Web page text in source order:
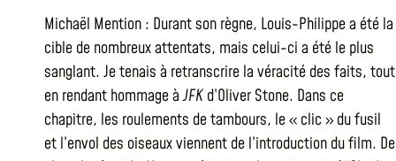
Michaël Mention : Durant son règne, Louis-Philippe a été la
cible de nombreux attentats, mais celui-ci a été le plus
sanglant. Je tenais à retranscrire la véracité des faits, tout
en rendant hommage àJFK d’Oliver Stone. Dans ce
chapitre, les roulements de tambours, le « clic » du fusil
et l’envol des oiseaux viennent de l’introduction du film. De